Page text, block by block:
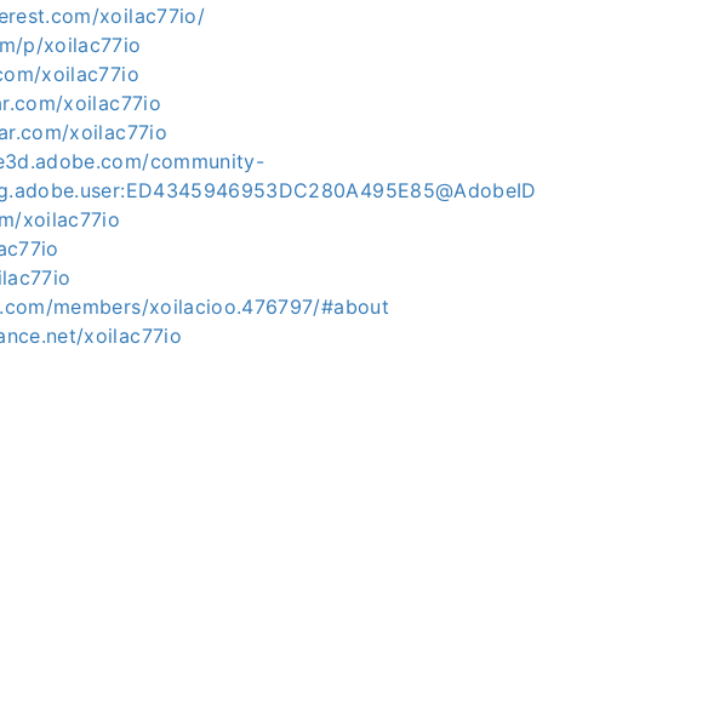
xoilac77io/
p/xoilac77io
xoilac77io
xoilac77io
xoilac77io
community-
xoilac77io
members/xoilacioo.476797/#about
xoilac77io